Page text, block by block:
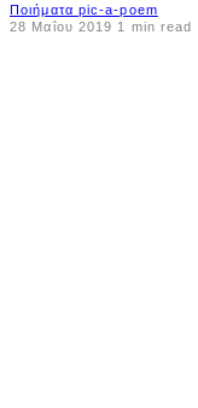
Ποιήματα pic-a-poem
28 Μαΐου 2019 1 min read